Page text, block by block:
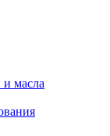
масла